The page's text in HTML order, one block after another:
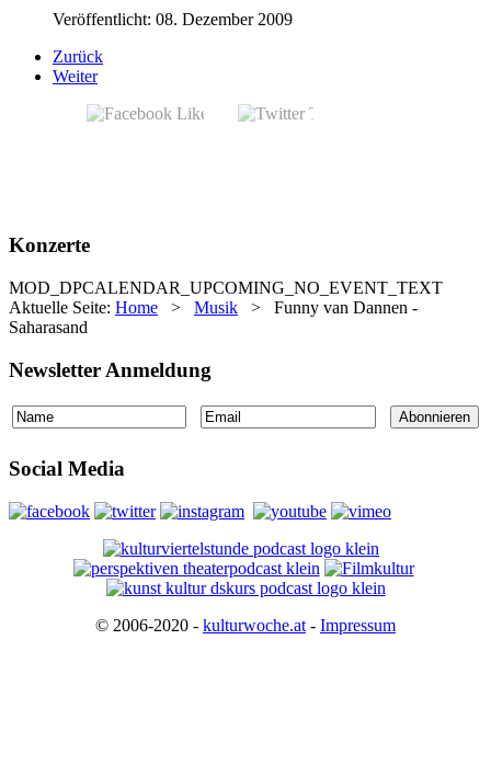
Veröffentlicht: 08. Dezember 2009
Zurück
Weiter
Konzerte
MOD_DPCALENDAR_UPCOMING_NO_EVENT_TEXT
Aktuelle Seite: Home > Musik > Funny van Dannen -
Saharasand
Newsletter Anmeldung
Social Media
© 2006-2020 - kulturwoche.at - Impressum